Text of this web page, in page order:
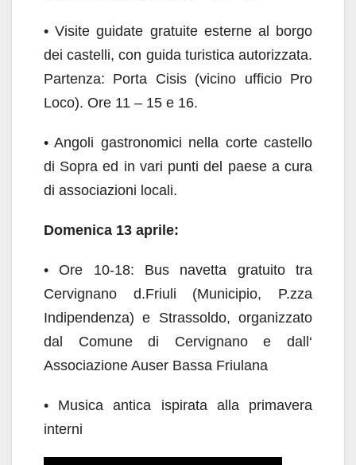
• Visite guidate gratuite esterne al borgo
dei castelli, con guida turistica autorizzata.
Partenza: Porta Cisis (vicino ufficio Pro
Loco). Ore 11 – 15 e 16.
• Angoli gastronomici nella corte castello
di Sopra ed in vari punti del paese a cura
di associazioni locali.
Domenica 13 aprile:
• Ore 10-18: Bus navetta gratuito tra
Cervignano d.Friuli (Municipio, P.zza
Indipendenza) e Strassoldo, organizzato
dal Comune di Cervignano e dall‘
Associazione Auser Bassa Friulana
• Musica antica ispirata alla primavera
interni